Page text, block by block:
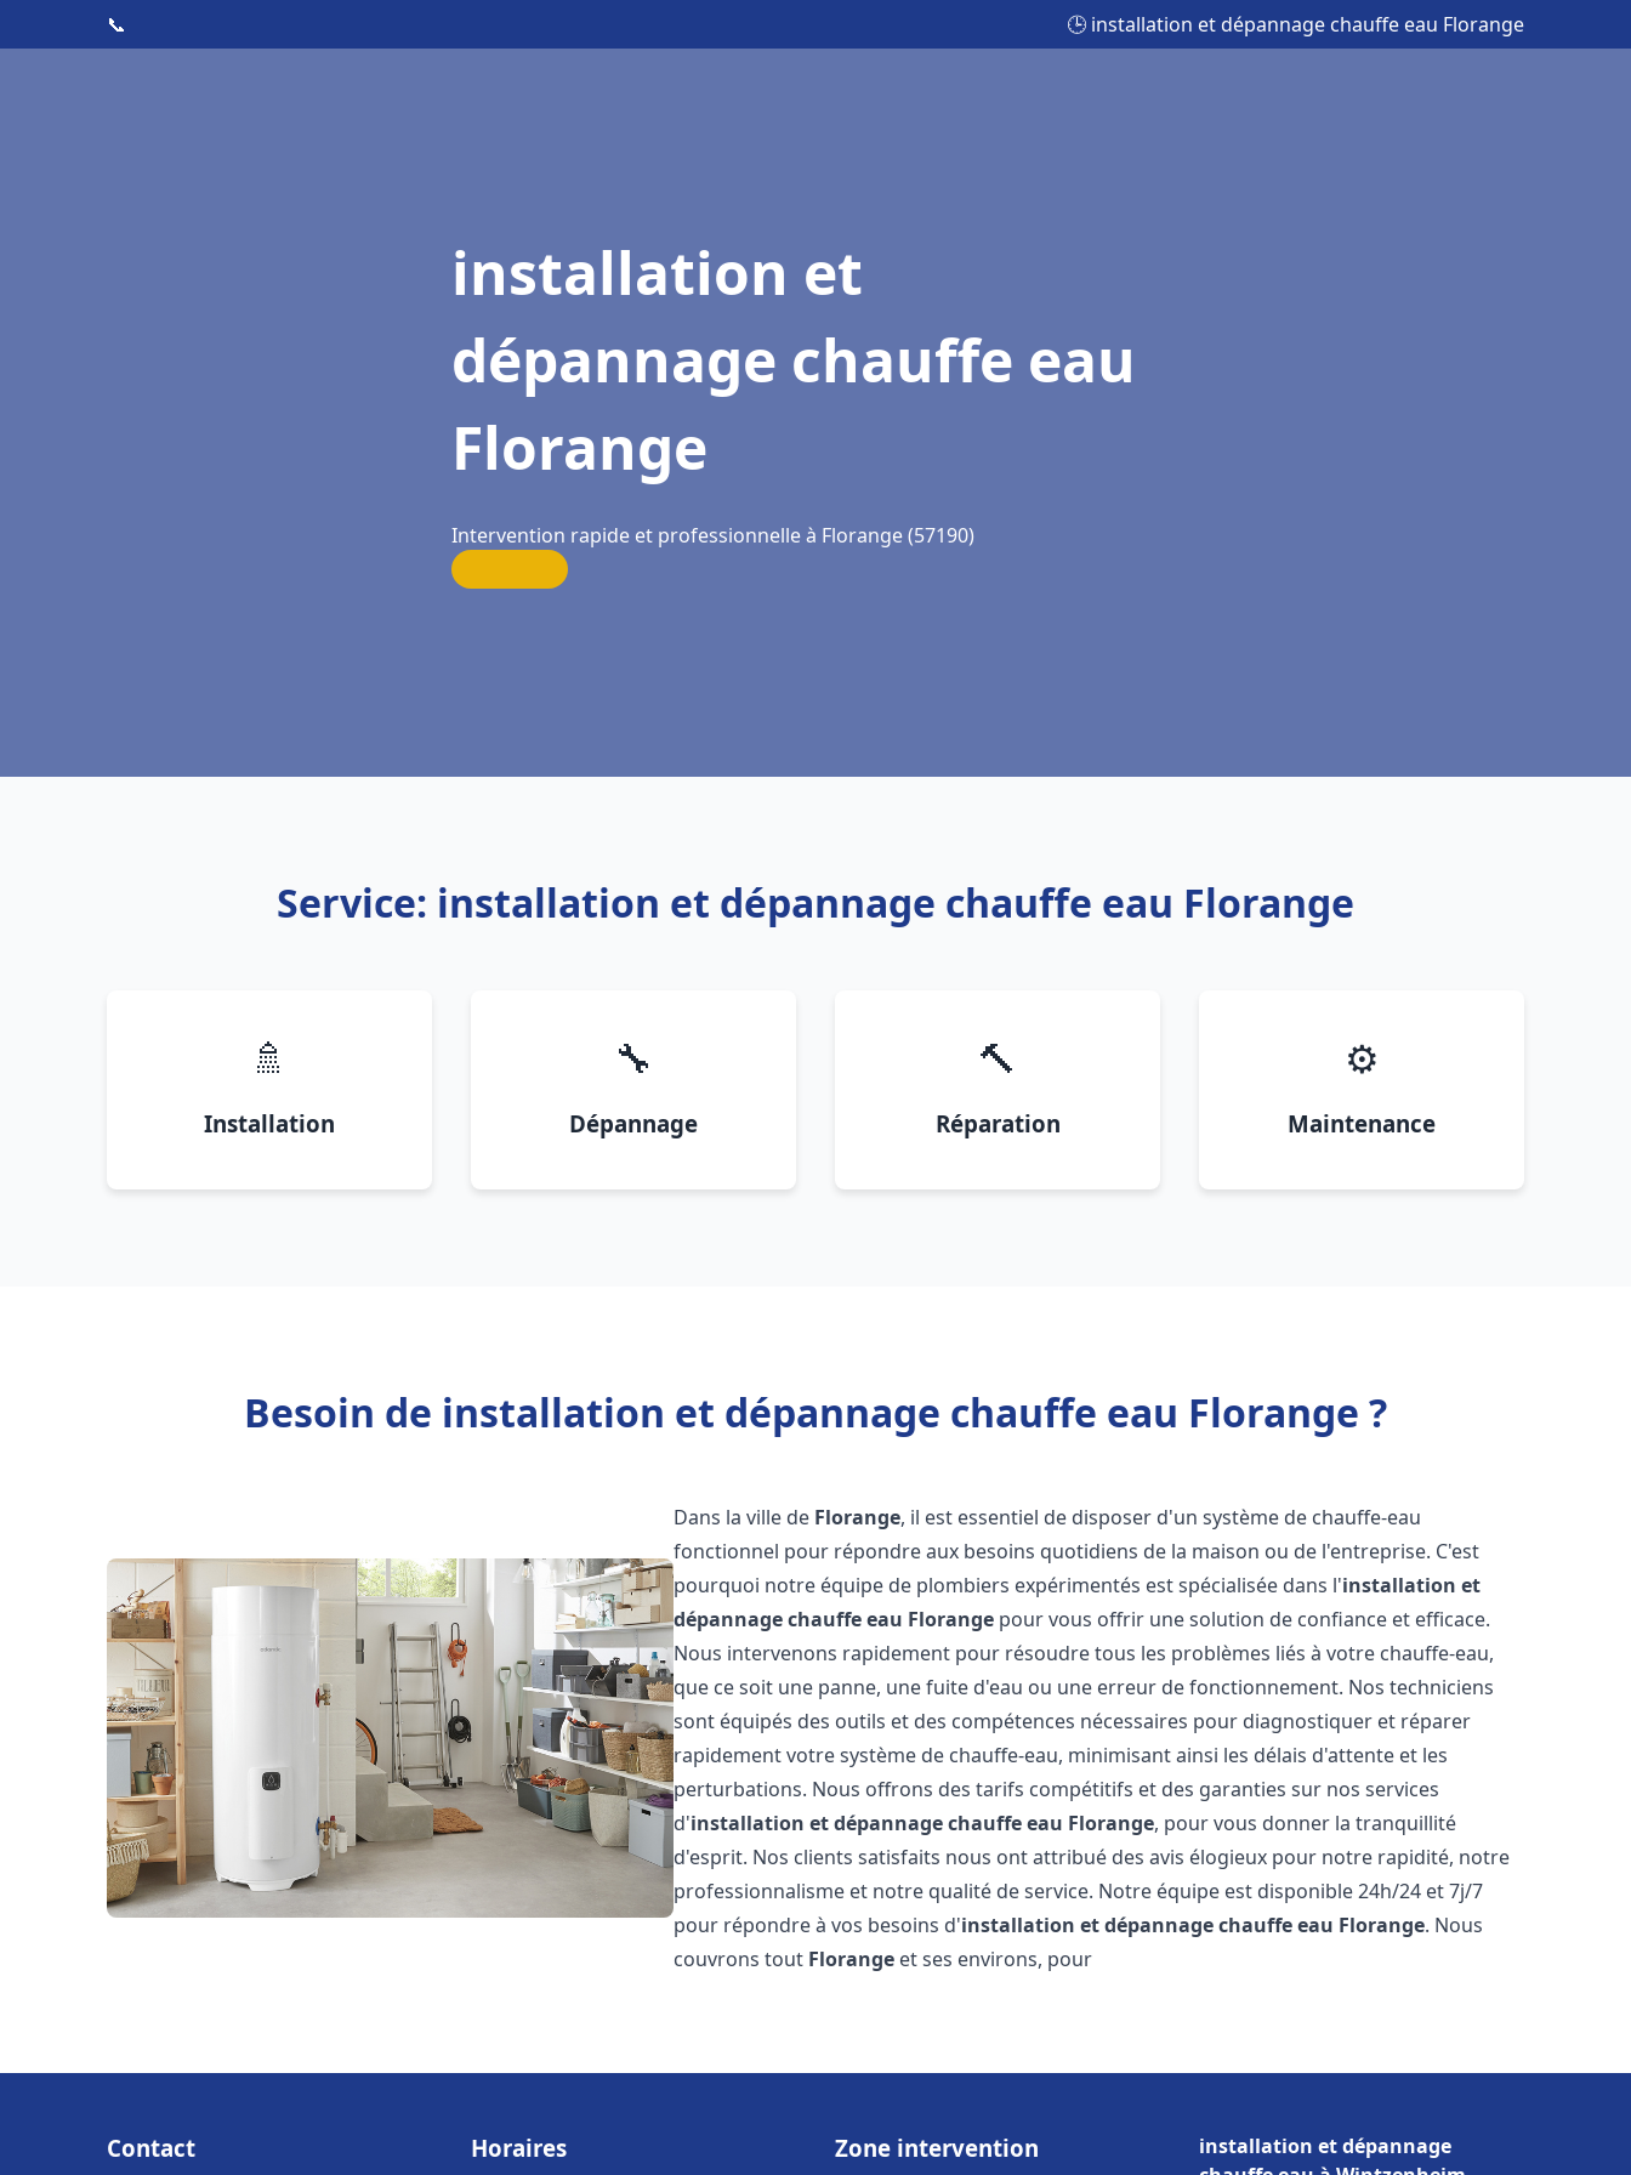
📞 🕒 installation et dépannage chauffe eau Florange
installation et
dépannage chauffe eau
Florange
Intervention rapide et professionnelle à Florange (57190)
Service: installation et dépannage chauffe eau Florange
🚿
Installation
🔧
Dépannage
🔨
Réparation
⚙️
Maintenance
Besoin de installation et dépannage chauffe eau Florange ?
Dans la ville de Florange, il est essentiel de disposer d'un système de chauffe-eau
fonctionnel pour répondre aux besoins quotidiens de la maison ou de l'entreprise. C'est
pourquoi notre équipe de plombiers expérimentés est spécialisée dans l'installation et
dépannage chauffe eau Florange pour vous offrir une solution de confiance et efficace.
Nous intervenons rapidement pour résoudre tous les problèmes liés à votre chauffe-eau,
que ce soit une panne, une fuite d'eau ou une erreur de fonctionnement. Nos techniciens
sont équipés des outils et des compétences nécessaires pour diagnostiquer et réparer
rapidement votre système de chauffe-eau, minimisant ainsi les délais d'attente et les
perturbations. Nous offrons des tarifs compétitifs et des garanties sur nos services
d'installation et dépannage chauffe eau Florange, pour vous donner la tranquillité
d'esprit. Nos clients satisfaits nous ont attribué des avis élogieux pour notre rapidité, notre
professionnalisme et notre qualité de service. Notre équipe est disponible 24h/24 et 7j/7
pour répondre à vos besoins d'installation et dépannage chauffe eau Florange. Nous
couvrons tout Florange et ses environs, pour
Contact Horaires Zone intervention
installation et dépannage